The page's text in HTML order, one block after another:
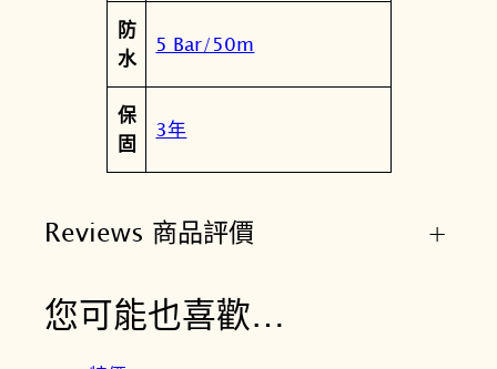
防
水
5 Bar/50m
保
固
3年
Reviews 商品評價 +
您可能也喜歡…